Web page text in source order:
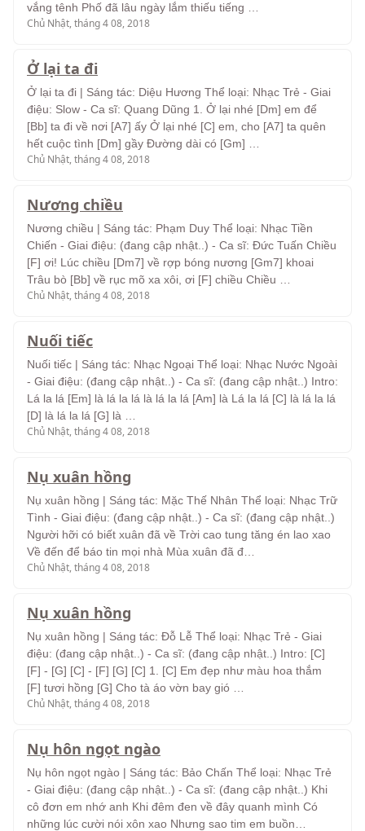
vắng tênh Phố đã lâu ngày lắm thiếu tiếng …
Chủ Nhật, tháng 4 08, 2018
Ở lại ta đi
Ở lại ta đi | Sáng tác: Diệu Hương Thể loại: Nhạc Trẻ - Giai
điệu: Slow - Ca sĩ: Quang Dũng 1. Ở lại nhé [Dm] em để
[Bb] ta đi về nơi [A7] ấy Ở lại nhé [C] em, cho [A7] ta quên
hết cuộc tình [Dm] gầy Đường dài có [Gm] …
Chủ Nhật, tháng 4 08, 2018
Nương chiều
Nương chiều | Sáng tác: Phạm Duy Thể loại: Nhạc Tiền
Chiến - Giai điệu: (đang cập nhật..) - Ca sĩ: Đức Tuấn Chiều
[F] ơi! Lúc chiều [Dm7] về rợp bóng nương [Gm7] khoai
Trâu bò [Bb] về rục mõ xa xôi, ơi [F] chiều Chiều …
Chủ Nhật, tháng 4 08, 2018
Nuối tiếc
Nuối tiếc | Sáng tác: Nhạc Ngoại Thể loại: Nhạc Nước Ngoài
- Giai điệu: (đang cập nhật..) - Ca sĩ: (đang cập nhật..) Intro:
Lá la lá [Em] là lá la lá là lá la lá [Am] là Lá la lá [C] là lá la lá
[D] là lá la lá [G] là …
Chủ Nhật, tháng 4 08, 2018
Nụ xuân hồng
Nụ xuân hồng | Sáng tác: Mặc Thế Nhân Thể loại: Nhạc Trữ
Tình - Giai điệu: (đang cập nhật..) - Ca sĩ: (đang cập nhật..)
Người hỡi có biết xuân đã về Trời cao tung tăng én lao xao
Về đến để báo tin mọi nhà Mùa xuân đã đ…
Chủ Nhật, tháng 4 08, 2018
Nụ xuân hồng
Nụ xuân hồng | Sáng tác: Đỗ Lễ Thể loại: Nhạc Trẻ - Giai
điệu: (đang cập nhật..) - Ca sĩ: (đang cập nhật..) Intro: [C]
[F] - [G] [C] - [F] [G] [C] 1. [C] Em đẹp như màu hoa thắm
[F] tươi hồng [G] Cho tà áo vờn bay gió …
Chủ Nhật, tháng 4 08, 2018
Nụ hôn ngọt ngào
Nụ hôn ngọt ngào | Sáng tác: Bảo Chấn Thể loại: Nhạc Trẻ
- Giai điệu: (đang cập nhật..) - Ca sĩ: (đang cập nhật..) Khi
cô đơn em nhớ anh Khi đêm đen về đây quanh mình Có
những lúc cười nói xôn xao Nhưng sao tim em buồn…